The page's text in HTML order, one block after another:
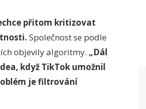
přitom kritizovat
Společnost se podle
objevily algoritmy. „Dál
když TikTok umožnil
je filtrování